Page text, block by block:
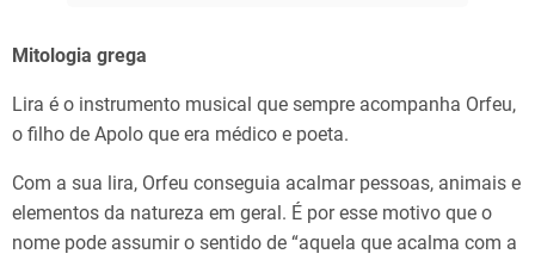
Mitologia grega
Lira é o instrumento musical que sempre acompanha Orfeu,
o filho de Apolo que era médico e poeta.
Com a sua lira, Orfeu conseguia acalmar pessoas, animais e
elementos da natureza em geral. É por esse motivo que o
nome pode assumir o sentido de “aquela que acalma com a